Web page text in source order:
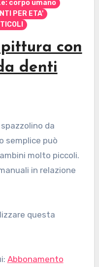
corpo umano
PER ETA'
con
denti
semplice può
molto piccoli.
in relazione
Abbonamento